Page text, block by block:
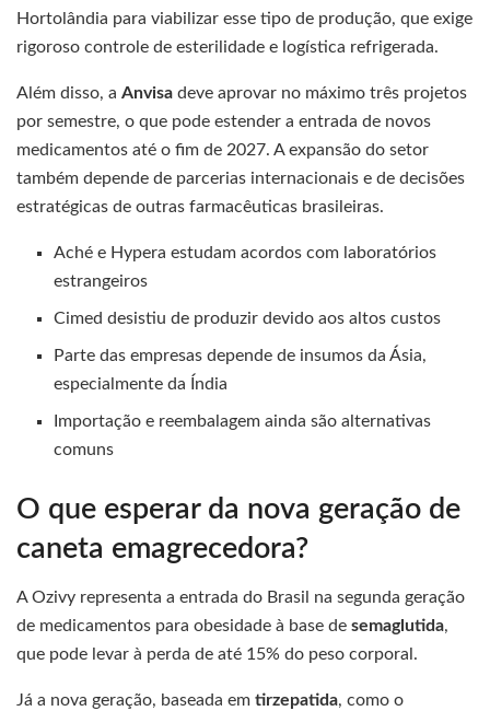
Hortolândia para viabilizar esse tipo de produção, que exige
rigoroso controle de esterilidade e logística refrigerada.
Além disso, a Anvisa deve aprovar no máximo três projetos
por semestre, o que pode estender a entrada de novos
medicamentos até o fim de 2027. A expansão do setor
também depende de parcerias internacionais e de decisões
estratégicas de outras farmacêuticas brasileiras.
Aché e Hypera estudam acordos com laboratórios
estrangeiros
Cimed desistiu de produzir devido aos altos custos
Parte das empresas depende de insumos da Ásia,
especialmente da Índia
Importação e reembalagem ainda são alternativas
comuns
O que esperar da nova geração de
caneta emagrecedora?
A Ozivy representa a entrada do Brasil na segunda geração
de medicamentos para obesidade à base de semaglutida,
que pode levar à perda de até 15% do peso corporal.
Já a nova geração, baseada em tirzepatida, como o